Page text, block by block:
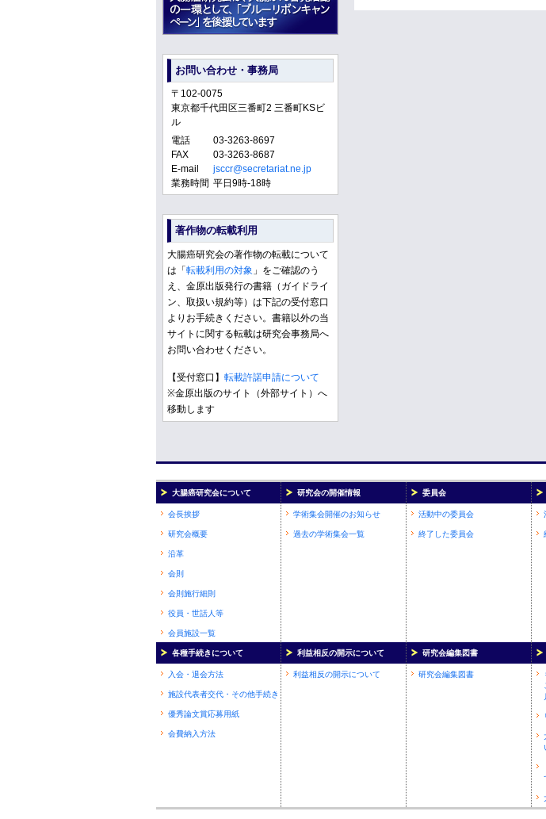
お問い合わせ・事務局
〒102-0075
東京都千代田区三番町2 三番町KSビ
ル
電話
03-3263-8697
FAX
03-3263-8687
E-mail
jsccr@secretariat.ne.jp
業務時間 平日9時-18時
著作物の転載利用
大腸癌研究会の著作物の転載について
は「転載利用の対象 」をご確認のう
え、金原出版発行の書籍（ガイドライ
ン、取扱い規約等）は下記の受付窓口
よりお手続きください。書籍以外の当
サイトに関する転載は研究会事務局へ
お問い合わせください。
【受付窓口】 転載許諾申請について
※金原出版のサイト（外部サイト）へ
移動します
大腸癌研究会について 研究会の開催情報 委員会
会長挨拶
研究会概要
沿革
会則
会則施行細則
役員・世話人等
会員施設一覧
学術集会開催のお知らせ
過去の学術集会一覧
活動中の委員会
終了した委員会
各種手続きについて 利益相反の開示について 研究会編集図書
入会・退会方法
施設代表者交代・その他手続き
優秀論文賞応募用紙
会費納入方法
利益相反の開示について 研究会編集図書